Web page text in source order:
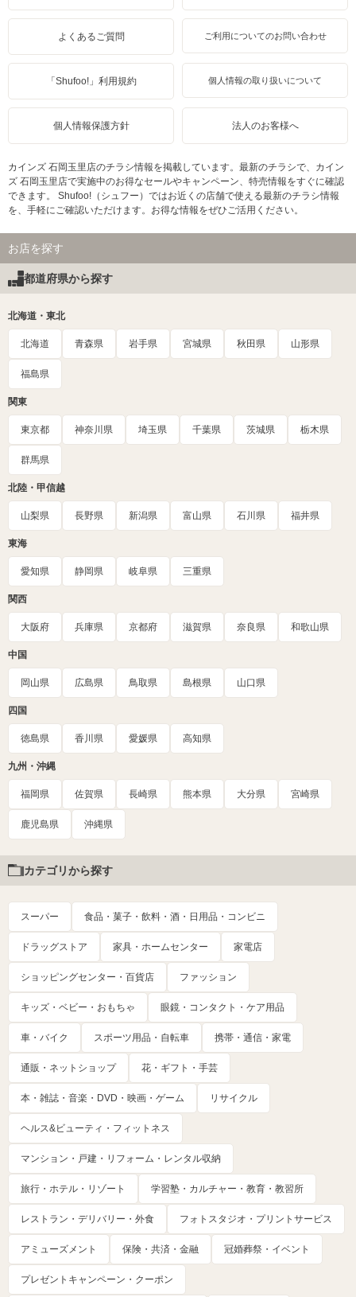
よくあるご質問 ご利用についてのお問い合わせ
「Shufoo!」利用規約 個人情報の取り扱いについて
個人情報保護方針 法人のお客様へ
カインズ 石岡玉里店のチラシ情報を掲載しています。最新のチラシで、カイン
ズ 石岡玉里店で実施中のお得なセールやキャンペーン、特売情報をすぐに確認
できます。 Shufoo!（シュフー）ではお近くの店舗で使える最新のチラシ情報
を、手軽にご確認いただけます。お得な情報をぜひご活用ください。
お店を探す
都道府県から探す
北海道・東北
北海道 青森県 岩手県 宮城県 秋田県 山形県
福島県
関東
東京都 神奈川県 埼玉県 千葉県 茨城県 栃木県
群馬県
北陸・甲信越
山梨県 長野県 新潟県 富山県 石川県 福井県
東海
愛知県 静岡県 岐阜県 三重県
関西
大阪府 兵庫県 京都府 滋賀県 奈良県 和歌山県
中国
岡山県 広島県 鳥取県 島根県 山口県
四国
徳島県 香川県 愛媛県 高知県
九州・沖縄
福岡県 佐賀県 長崎県 熊本県 大分県 宮崎県
鹿児島県 沖縄県
カテゴリから探す
スーパー 食品・菓子・飲料・酒・日用品・コンビニ
ドラッグストア 家具・ホームセンター 家電店
ショッピングセンター・百貨店 ファッション
キッズ・ベビー・おもちゃ 眼鏡・コンタクト・ケア用品
車・バイク スポーツ用品・自転車 携帯・通信・家電
通販・ネットショップ 花・ギフト・手芸
本・雑誌・音楽・DVD・映画・ゲーム リサイクル
ヘルス&ビューティ・フィットネス
マンション・戸建・リフォーム・レンタル収納
旅行・ホテル・リゾート 学習塾・カルチャー・教育・教習所
レストラン・デリバリー・外食 フォトスタジオ・プリントサービス
アミューズメント 保険・共済・金融 冠婚葬祭・イベント
プレゼントキャンペーン・クーポン